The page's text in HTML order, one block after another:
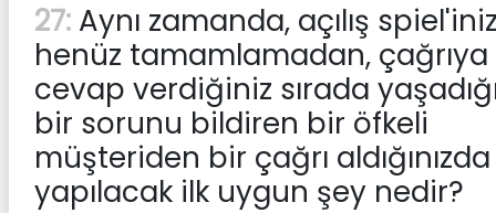
27: Aynı zamanda, açılış
henüz tamamlamadan, çağrıya
cevap verdiğiniz sırada
bir sorunu bildiren bir öfkeli
müşteriden bir çağrı aldığınızda
yapılacak ilk uygun şey nedir?